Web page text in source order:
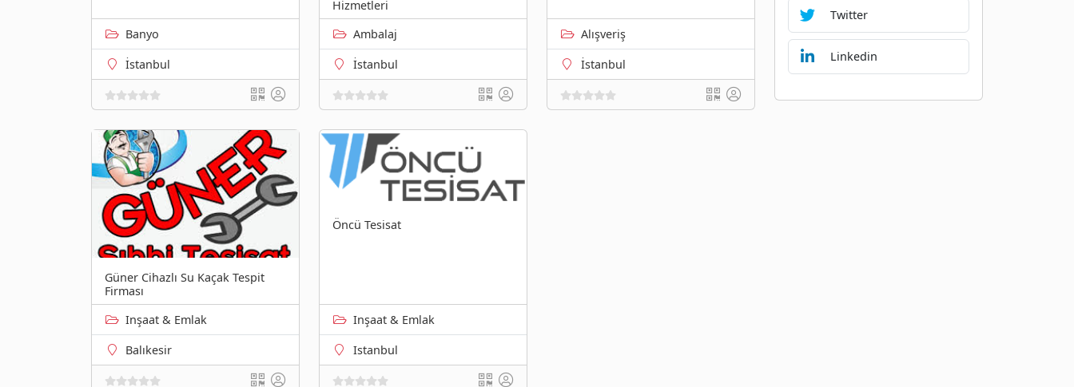
Banyo
İstanbul
Hizmetleri
Ambalaj
İstanbul
Alışveriş
İstanbul
Güner Cihazlı Su Kaçak Tespit
Firması
Inşaat & Emlak
Balıkesir
Öncü Tesisat
Inşaat & Emlak
Istanbul
Twitter
Linkedin